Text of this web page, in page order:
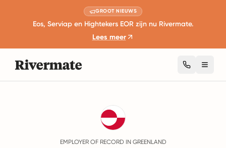
GROOT NIEUWS
Eos, Serviap en Hightekers EOR zijn nu Rivermate.
Lees meer
EMPLOYER OF RECORD IN GREENLAND